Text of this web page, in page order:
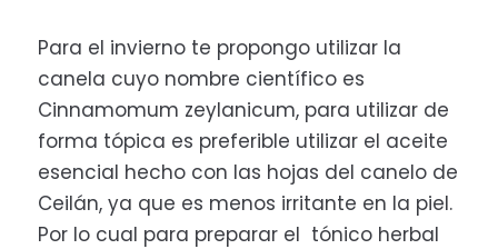
Para el invierno te propongo utilizar la
canela cuyo nombre científico es
Cinnamomum zeylanicum, para utilizar de
forma tópica es preferible utilizar el aceite
esencial hecho con las hojas del canelo de
Ceilán, ya que es menos irritante en la piel.
Por lo cual para preparar el tónico herbal